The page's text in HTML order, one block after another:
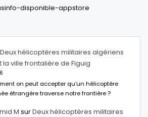
Deux hélicoptères militaires algériens
la ville frontalière de Figuig
on peut accepter qu’un hélicoptère
étrangère traverse notre frontière ?
M surDeux hélicoptères militaires